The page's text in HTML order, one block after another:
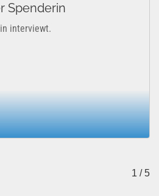
Spenderin
interviewt.
1 / 5